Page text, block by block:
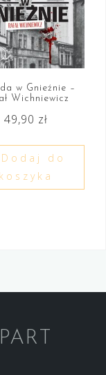
w Gnieźnie –
Wichniewicz
49,90 zł
Dodaj do
koszyka